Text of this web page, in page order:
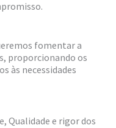
fomentar a
proporcionando os
às necessidades
Qualidade e rigor dos